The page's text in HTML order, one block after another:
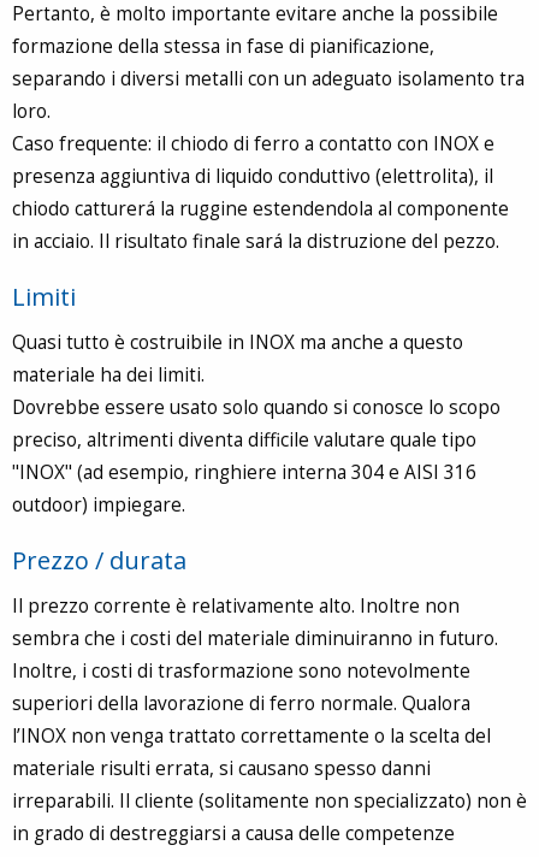
Pertanto, è molto importante evitare anche la possibile
formazione della stessa in fase di pianificazione,
separando i diversi metalli con un adeguato isolamento tra
loro.
Caso frequente: il chiodo di ferro a contatto con INOX e
presenza aggiuntiva di liquido conduttivo (elettrolita), il
chiodo catturerá la ruggine estendendola al componente
in acciaio. Il risultato finale sará la distruzione del pezzo.
Limiti
Quasi tutto è costruibile in INOX ma anche a questo
materiale ha dei limiti.
Dovrebbe essere usato solo quando si conosce lo scopo
preciso, altrimenti diventa difficile valutare quale tipo
"INOX" (ad esempio, ringhiere interna 304 e AISI 316
outdoor) impiegare.
Prezzo / durata
Il prezzo corrente è relativamente alto. Inoltre non
sembra che i costi del materiale diminuiranno in futuro.
Inoltre, i costi di trasformazione sono notevolmente
superiori della lavorazione di ferro normale. Qualora
l’INOX non venga trattato correttamente o la scelta del
materiale risulti errata, si causano spesso danni
irreparabili. Il cliente (solitamente non specializzato) non è
in grado di destreggiarsi a causa delle competenze